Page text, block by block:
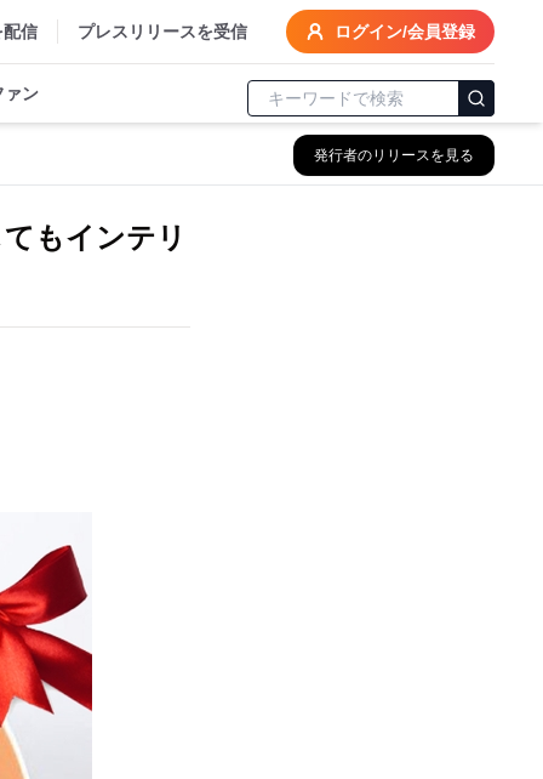
配信 プレスリリースを受信 ログイン/会員登録
ァン
発行者のリリースを見る
もインテリ